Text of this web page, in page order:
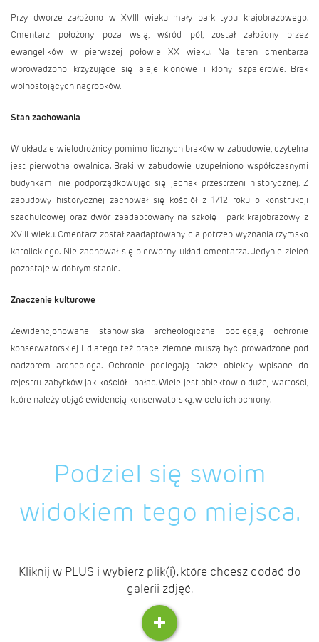
Przy dworze założono w XVIII wieku mały park typu krajobrazowego.
Cmentarz położony poza wsią, wśród pól, został założony przez
ewangelików w pierwszej połowie XX wieku. Na teren cmentarza
wprowadzono krzyżujące się aleje klonowe i klony szpalerowe. Brak
wolnostojących nagrobków.
Stan zachowania
W układzie wielodrożnicy pomimo licznych braków w zabudowie, czytelna
jest pierwotna owalnica. Braki w zabudowie uzupełniono współczesnymi
budynkami nie podporządkowując się jednak przestrzeni historycznej. Z
zabudowy historycznej zachował się kościół z 1712 roku o konstrukcji
szachulcowej oraz dwór zaadaptowany na szkołę i park krajobrazowy z
XVIII wieku. Cmentarz został zaadaptowany dla potrzeb wyznania rzymsko
katolickiego. Nie zachował się pierwotny układ cmentarza. Jedynie zieleń
pozostaje w dobrym stanie.
Znaczenie kulturowe
Zewidencjonowane stanowiska archeologiczne podlegają ochronie
konserwatorskiej i dlatego też prace ziemne muszą być prowadzone pod
nadzorem archeologa. Ochronie podlegają także obiekty wpisane do
rejestru zabytków jak kościół i pałac. Wiele jest obiektów o dużej wartości,
które należy objąć ewidencją konserwatorską, w celu ich ochrony.
Podziel się swoim
widokiem tego miejsca.
Kliknij w PLUS i wybierz plik(i), które chcesz dodać do
galerii zdjęć.